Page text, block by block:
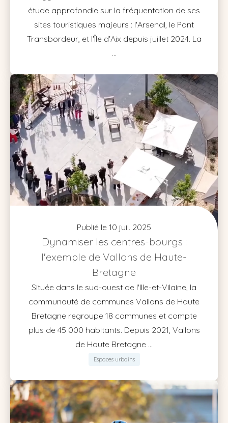
étude approfondie sur la fréquentation de ses
sites touristiques majeurs : l'Arsenal, le Pont
Transbordeur, et l'Île d'Aix depuis juillet 2024. La
...
Publié le 10 juil. 2025
Dynamiser les centres-bourgs :
l'exemple de Vallons de Haute-
Bretagne
Située dans le sud-ouest de l'Ille-et-Vilaine, la
communauté de communes Vallons de Haute
Bretagne regroupe 18 communes et compte
plus de 45 000 habitants. Depuis 2021, Vallons
de Haute Bretagne ...
Espaces urbains